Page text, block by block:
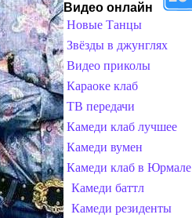
Видео онлайн
Новые Танцы
Звёзды в джунглях
Видео приколы
Караоке клаб
ТВ передачи
Камеди клаб лучшее
Камеди вумен
Камеди клаб в Юрмале
Камеди баттл
Камеди резиденты